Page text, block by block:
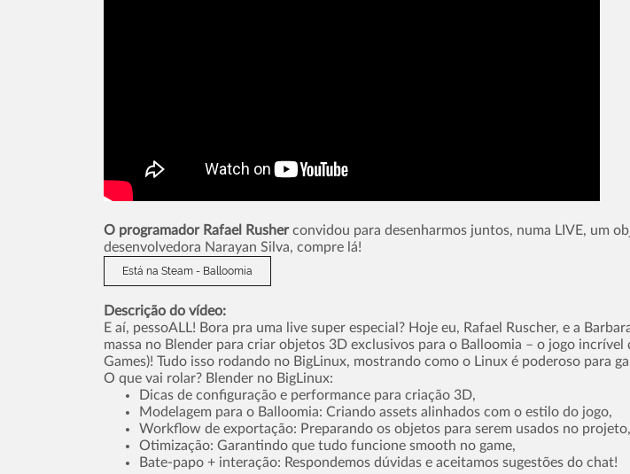
O programador Rafael Rusherconvidou para desenharmos juntos, numa LIVE, um
desenvolvedora Narayan Silva, compre lá!
Está na Steam - Balloomia
Descrição do vídeo:
E aí, pessoALL! Bora pra uma live super especial? Hoje eu, Rafael Ruscher, e a
massa no Blender para criar objetos 3D exclusivos para o Balloomia – o jogo incrível
Games)! Tudo isso rodando no BigLinux, mostrando como o Linux é poderoso para
O que vai rolar? Blender no BigLinux:
Dicas de configuração e performance para criação 3D,
Modelagem para o Balloomia: Criando assets alinhados com o estilo do jogo,
Workflow de exportação: Preparando os objetos para serem usados no projeto,
Otimização: Garantindo que tudo funcione smooth no game,
Bate-papo + interação: Respondemos dúvidas e aceitamos sugestões do chat!